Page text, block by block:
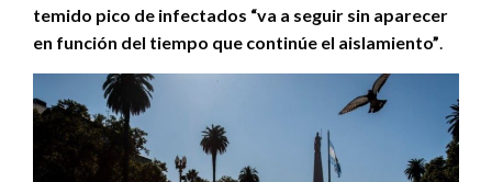
temido pico de infectados “va a seguir sin aparecer
en función del tiempo que continúe el aislamiento”.